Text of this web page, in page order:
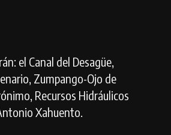
el Canal del Desagüe,
Zumpango-Ojo de
Recursos Hidráulicos
Xahuento.